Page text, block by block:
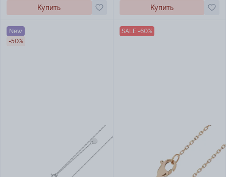
Купить Купить
New
-50%
SALE -60%